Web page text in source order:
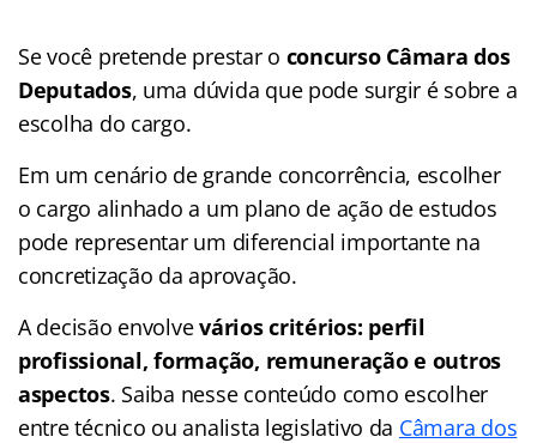
Se você pretende prestar o concurso Câmara dos
Deputados, uma dúvida que pode surgir é sobre a
escolha do cargo.
Em um cenário de grande concorrência, escolher
o cargo alinhado a um plano de ação de estudos
pode representar um diferencial importante na
concretização da aprovação.
A decisão envolvevários critérios: perfil
profissional, formação, remuneração e outros
aspectos. Saiba nesse conteúdo como escolher
entre técnico ou analista legislativo da Câmara dos